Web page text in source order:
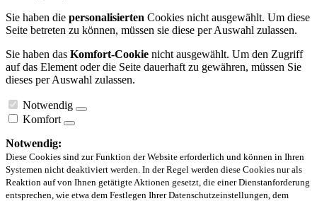
Sie haben die personalisierten Cookies nicht ausgewählt. Um diese
Seite betreten zu können, müssen sie diese per Auswahl zulassen.
Sie haben das Komfort-Cookie nicht ausgewählt. Um den Zugriff
auf das Element oder die Seite dauerhaft zu gewähren, müssen Sie
dieses per Auswahl zulassen.
Notwendig
Komfort
Notwendig:
Diese Cookies sind zur Funktion der Website erforderlich und können in Ihren
Systemen nicht deaktiviert werden. In der Regel werden diese Cookies nur als
Reaktion auf von Ihnen getätigte Aktionen gesetzt, die einer Dienstanforderung
entsprechen, wie etwa dem Festlegen Ihrer Datenschutzeinstellungen, dem